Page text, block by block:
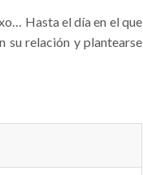
Hasta el día en el que
su relación y plantearse